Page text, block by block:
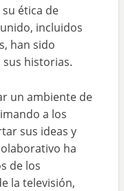
ética de
incluidos
han sido
historias.
un ambiente de
a los
sus ideas y
ha
de los
la televisión,